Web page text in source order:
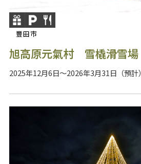
豐田市
旭高原元氣村 雪橇滑雪場
2025年12月6日～2026年3月31日（預計）